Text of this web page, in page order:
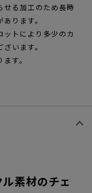
せる加工のため長時
ります。
トにより多少のカ
います。
す。
素材のチェ